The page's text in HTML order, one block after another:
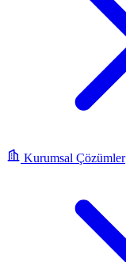
Kurumsal Çözümler